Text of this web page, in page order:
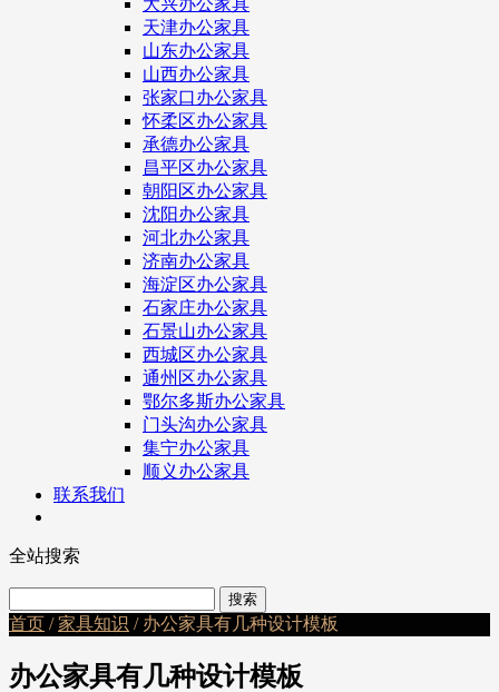
大兴办公家具
天津办公家具
山东办公家具
山西办公家具
张家口办公家具
怀柔区办公家具
承德办公家具
昌平区办公家具
朝阳区办公家具
沈阳办公家具
河北办公家具
济南办公家具
海淀区办公家具
石家庄办公家具
石景山办公家具
西城区办公家具
通州区办公家具
鄂尔多斯办公家具
门头沟办公家具
集宁办公家具
顺义办公家具
联系我们
全站搜索
首页 /家具知识 / 办公家具有几种设计模板
办公家具有几种设计模板